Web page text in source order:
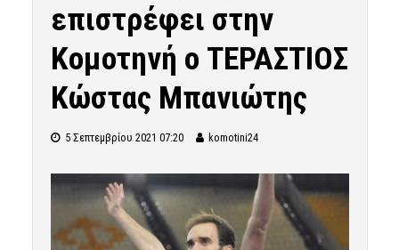
επιστρέφει στην
Κομοτηνή ο ΤΕΡΑΣΤΙΟΣ
Κώστας Μπανιώτης
5 Σεπτεμβρίου 2021 07:20 komotini24